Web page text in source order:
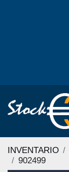
INVENTARIO
902499